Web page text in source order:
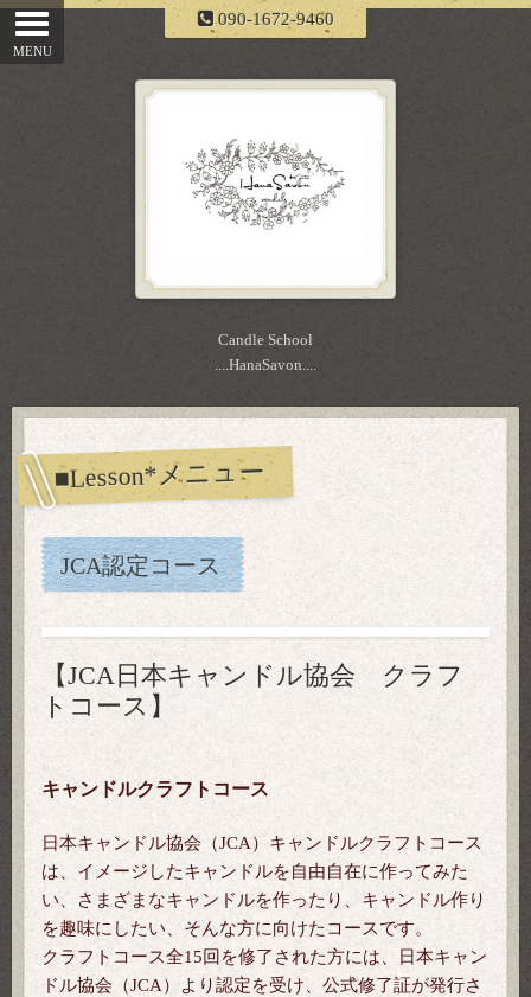
090-1672-9460
Candle School
....HanaSavon....
■Lesson*メニュー
JCA認定コース
【JCA日本キャンドル協会 クラフ
トコース】
キャンドルクラフトコース
日本キャンドル協会（JCA）キャンドルクラフトコース
は、イメージしたキャンドルを自由自在に作ってみた
い、さまざまなキャンドルを作ったり、キャンドル作り
を趣味にしたい、そんな方に向けたコースです。
クラフトコース全15回を修了された方には、日本キャン
ドル協会（JCA）より認定を受け、公式修了証が発行さ